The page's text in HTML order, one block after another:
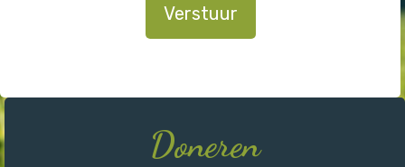
Doneren